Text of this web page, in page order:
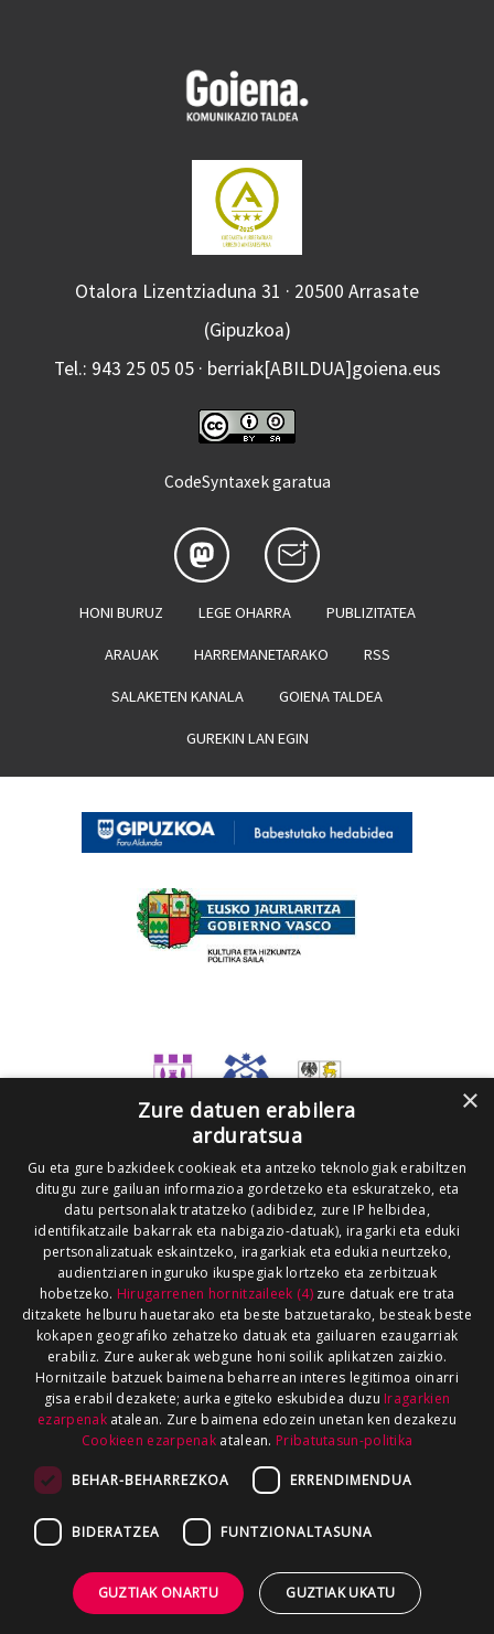
Otalora Lizentziaduna 31 · 20500 Arrasate
(Gipuzkoa)
Tel.: 943 25 05 05 · berriak[ABILDUA]goiena.eus
CodeSyntaxek garatua
HONI BURUZ LEGE OHARRA PUBLIZITATEA
ARAUAK HARREMANETARAKO RSS
SALAKETEN KANALA GOIENA TALDEA
GUREKIN LAN EGIN
×
Zure datuen erabilera
arduratsua
Gu eta gure bazkideek cookieak eta antzeko teknologiak erabiltzen
ditugu zure gailuan informazioa gordetzeko eta eskuratzeko, eta
datu pertsonalak tratatzeko (adibidez, zure IP helbidea,
identifikatzaile bakarrak eta nabigazio-datuak), iragarki eta eduki
pertsonalizatuak eskaintzeko, iragarkiak eta edukia neurtzeko,
audientziaren inguruko ikuspegiak lortzeko eta zerbitzuak
hobetzeko. Hirugarrenen hornitzaileek (4)zure datuak ere trata
ditzakete helburu hauetarako eta beste batzuetarako, besteak beste
kokapen geografiko zehatzeko datuak eta gailuaren ezaugarriak
erabiliz. Zure aukerak webgune honi soilik aplikatzen zaizkio.
Hornitzaile batzuek baimena beharrean interes legitimoa oinarri
gisa erabil dezakete; aurka egiteko eskubidea duzu Iragarkien
ezarpenakatalean. Zure baimena edozein unetan ken dezakezu
Cookieen ezarpenak atalean. Pribatutasun-politika
BEHAR-BEHARREZKOA ERRENDIMENDUA
BIDERATZEA FUNTZIONALTASUNA
GUZTIAK ONARTU GUZTIAK UKATU